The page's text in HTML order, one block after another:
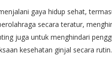
gaya hidup sehat,
secara teratur,
juga untuk menghindari
kesehatan ginjal secara rutin.